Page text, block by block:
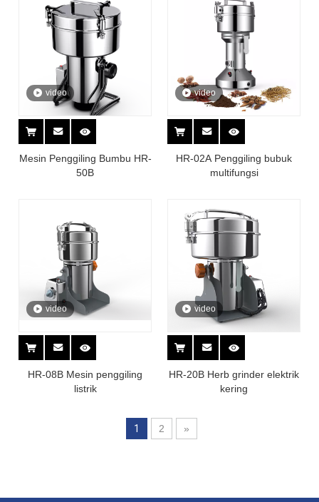
video
Mesin Penggiling Bumbu HR-
50B
video
HR-02A Penggiling bubuk
multifungsi
video
HR-08B Mesin penggiling
listrik
video
HR-20B Herb grinder elektrik
kering
1 2 »